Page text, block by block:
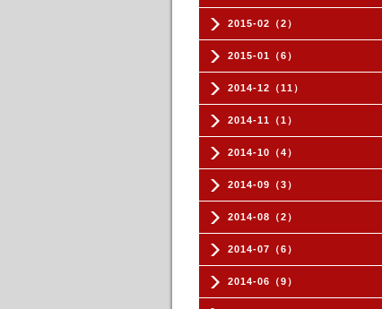
2015-02（2）
2015-01（6）
2014-12（11）
2014-11（1）
2014-10（4）
2014-09（3）
2014-08（2）
2014-07（6）
2014-06（9）